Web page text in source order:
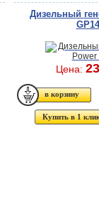
Дизельный
Цена:
Купить в 1